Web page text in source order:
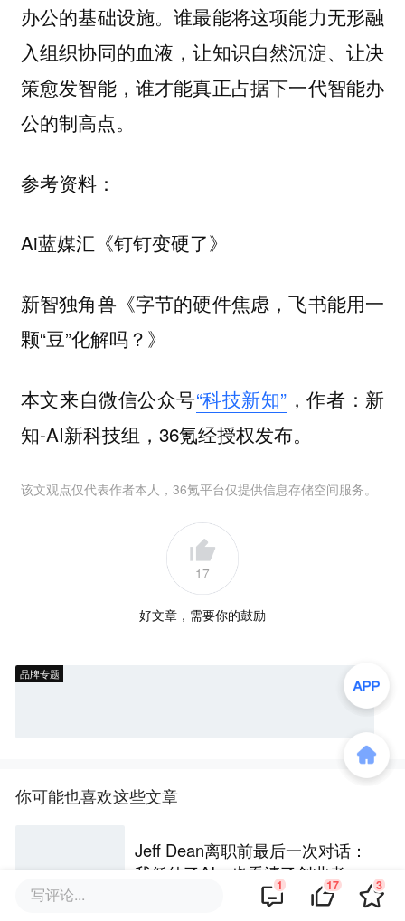
办公的基础设施。谁最能将这项能力无形融
入组织协同的血液，让知识自然沉淀、让决
策愈发智能，谁才能真正占据下一代智能办
公的制高点。
参考资料：
Ai蓝媒汇《钉钉变硬了》
新智独角兽《字节的硬件焦虑，飞书能用一
颗“豆”化解吗？》
本文来自微信公众号“科技新知” ，作者：新
知-AI新科技组，36氪经授权发布。
该文观点仅代表作者本人，36氪平台仅提供信息存储空间服务。
17
好文章，需要你的鼓励
品牌专题
你可能也喜欢这些文章
Jeff Dean离职前最后一次对话：
我低估了AI，也看清了创业者的
写评论... 1 17 3